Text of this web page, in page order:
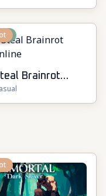
Brainrot